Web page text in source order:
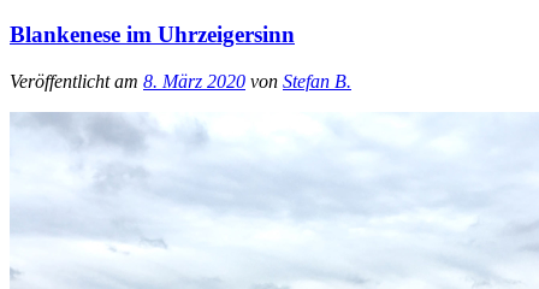
Blankenese im Uhrzeigersinn
Veröffentlicht am 8. März 2020 von Stefan B.